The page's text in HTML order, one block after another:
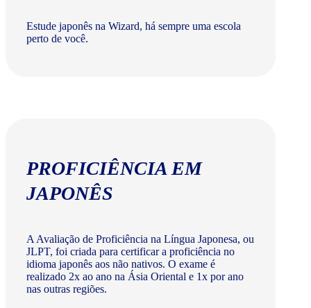
Estude japonês na Wizard, há sempre uma escola
perto de você.
PROFICIÊNCIA EM
JAPONÊS
A Avaliação de Proficiência na Língua Japonesa, ou
JLPT, foi criada para certificar a proficiência no
idioma japonês aos não nativos. O exame é
realizado 2x ao ano na Ásia Oriental e 1x por ano
nas outras regiões.